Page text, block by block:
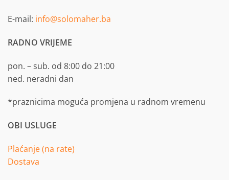
E-mail: info@solomaher.ba
RADNO VRIJEME
pon. – sub. od 8:00 do 21:00
ned. neradni dan
*praznicima moguća promjena u radnom vremenu
OBI USLUGE
Plaćanje (na rate)
Dostava